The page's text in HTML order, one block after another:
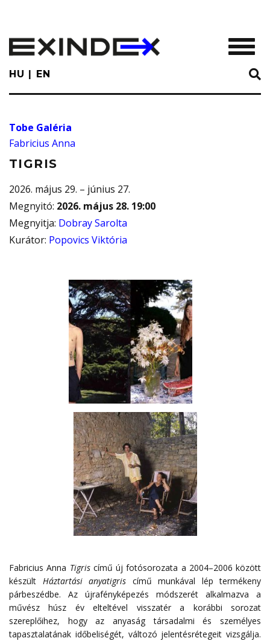
main
content
HU EN
Tobe Galéria
Fabricius Anna
TIGRIS
2026. május 29. – június 27.
Megnyitó: 2026. május 28. 19:00
Megnyitja: Dobray Sarolta
Kurátor: Popovics Viktória
Fabricius Anna Tigriscímű új fotósorozata a 2004–2006 között
készült Háztartási anyatigris című munkával lép termékeny
párbeszédbe. Az újrafényképezés módszerét alkalmazva a
művész húsz év elteltével visszatér a korábbi sorozat
szereplőihez, hogy az anyaság társadalmi és személyes
tapasztalatának időbeliségét, változó jelentésrétegeit vizsgálja.